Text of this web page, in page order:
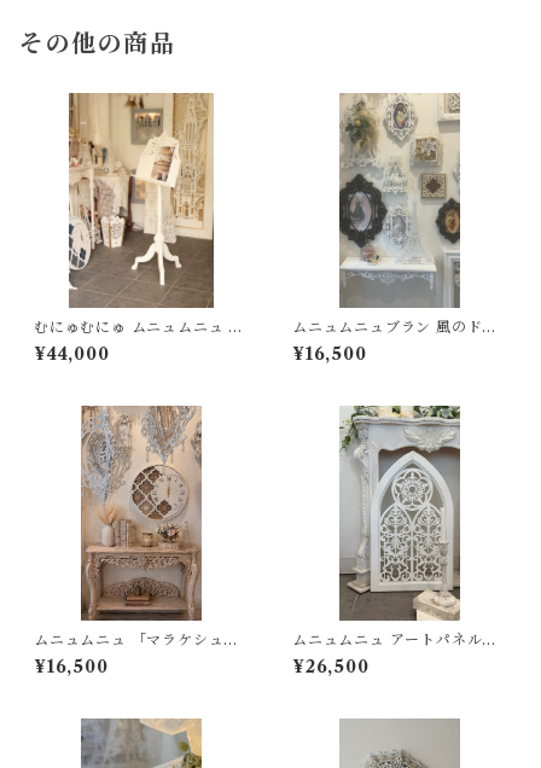
その他の商品
むにゅむにゅ ムニュムニュ 譜
面縦 エレガント シャビー シャ
ビーシック クラシック アンテ
¥44,000
ムニュムニュブラン 風のドレ
ープに包まれて wide６００×
D２００
¥16,500
ムニュムニュ 「マラケシュの
白夜」はんなりピンクのモロ
ッカン掛時計
¥16,500
ムニュムニュ アートパネル
「教会窓」シャビー シャビー
シック むにゅむにゅ
¥26,500